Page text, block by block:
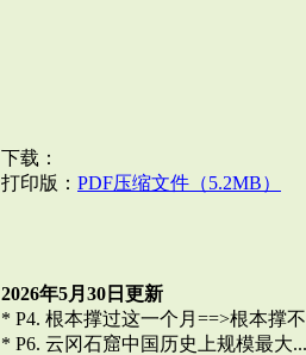
下载：
打印版： PDF压缩文件（5.2MB）
2026年5月30日更新
* P4. 根本撑过这一个月==>根本撑
* P6. 云冈石窟中国历史上规模最大